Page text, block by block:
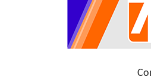
Como es